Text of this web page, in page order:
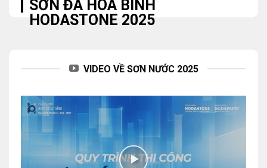
SƠN ĐÁ HOÀ BÌNH
HODASTONE 2025
VIDEO VỀ SƠN NƯỚC 2025